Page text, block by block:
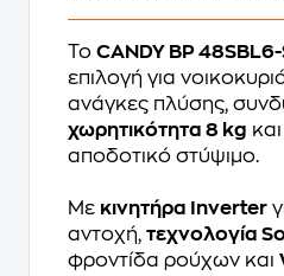
Το CANDY BP 48SBL6-
επιλογή για
ανάγκες πλύσης,
χωρητικότητα 8 kg και
αποδοτικό στύψιμο.
Με κινητήρα Inverter
αντοχή, τεχνολογία
φροντίδα ρούχων και